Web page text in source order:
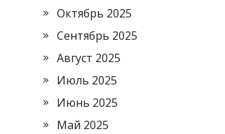
Октябрь 2025
Сентябрь 2025
Август 2025
Июль 2025
Июнь 2025
Май 2025